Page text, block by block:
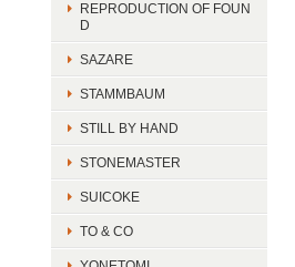
REPRODUCTION OF FOUN
D
SAZARE
STAMMBAUM
STILL BY HAND
STONEMASTER
SUICOKE
TO & CO